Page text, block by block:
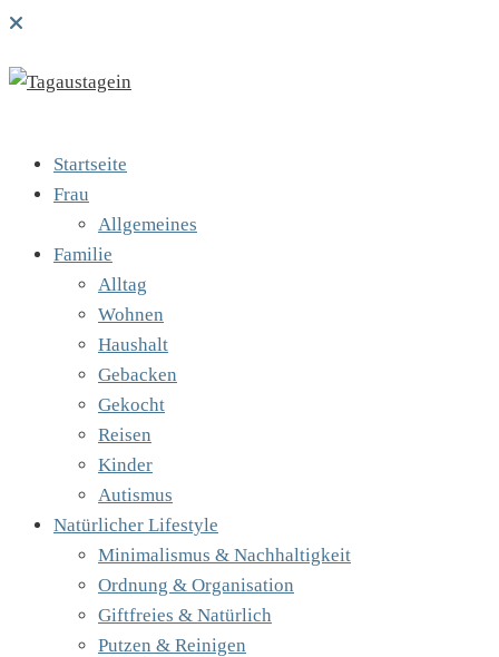
Startseite
Frau
Allgemeines
Familie
Alltag
Wohnen
Haushalt
Gebacken
Gekocht
Reisen
Kinder
Autismus
Natürlicher Lifestyle
Minimalismus & Nachhaltigkeit
Ordnung & Organisation
Giftfreies & Natürlich
Putzen & Reinigen